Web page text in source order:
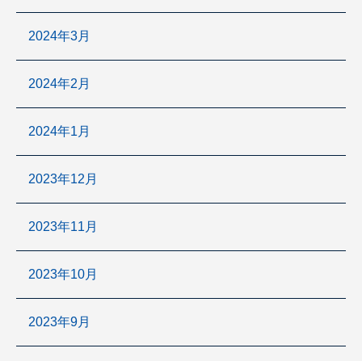
2024年3月
2024年2月
2024年1月
2023年12月
2023年11月
2023年10月
2023年9月